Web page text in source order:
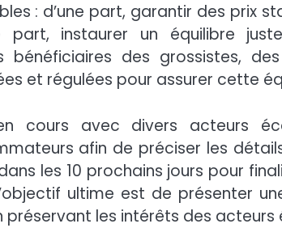
: d’une part, garantir des prix
part, instaurer un équilibre
bénéficiaires des grossistes,
et régulées pour assurer cette
cours avec divers acteurs
afin de préciser les
les 10 prochains jours pour
ultime est de présenter
les intérêts des acteurs